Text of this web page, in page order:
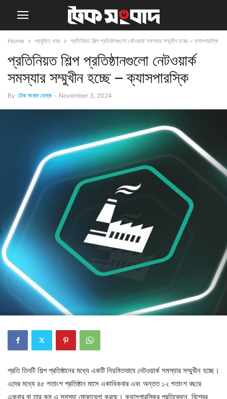
Home প্রযুক্তি খবর প্রতিনিয়ত শিল্প প্রতিষ্ঠানগুলো নেটওয়ার্ক সমস্যার সম্মুখীন হচ্ছে – ক্যাসপারস্কি
প্রতিনিয়ত শিল্প প্রতিষ্ঠানগুলো নেটওয়ার্ক
সমস্যার সম্মুখীন হচ্ছে – ক্যাসপারস্কি
By টেক সংবাদ ডেস্ক - November 3, 2024
প্রতি তিনটি শিল্প প্রতিষ্ঠানের মধ্যে একটি নিয়মিতভাবে নেটওয়ার্ক সমস্যার সম্মুখীন হচ্ছে।
এদের মধ্যে ৪৫ শতাংশ প্রতিষ্ঠান মাসে একাধিকবার এবং অন্তত ১২ শতাংশ বছরে
একবার বা তার কম এ সমস্যা মোকাবেলা করছে। ক্যাসপারস্কির প্রতিবেদনে, বিশ্বের